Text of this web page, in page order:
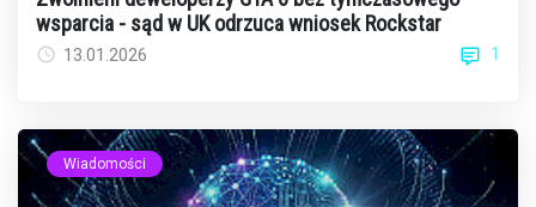
wsparcia - sąd w UK odrzuca wniosek Rockstar
13.01.2026 1
Wiadomości